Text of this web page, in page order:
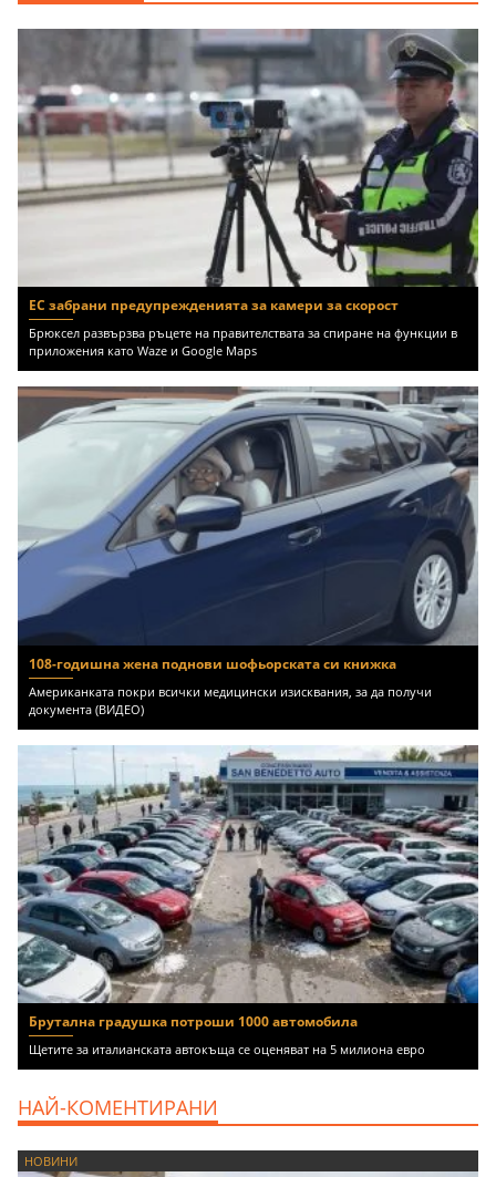
ЕС забрани предупрежденията за камери за скорост
Брюксел развързва ръцете на правителствата за спиране на функции в
приложения като Waze и Google Maps
108-годишна жена поднови шофьорската си книжка
Американката покри всички медицински изисквания, за да получи
документа (ВИДЕО)
Брутална градушка потроши 1000 автомобила
Щетите за италианската автокъща се оценяват на 5 милиона евро
НАЙ-КОМЕНТИРАНИ
НОВИНИ